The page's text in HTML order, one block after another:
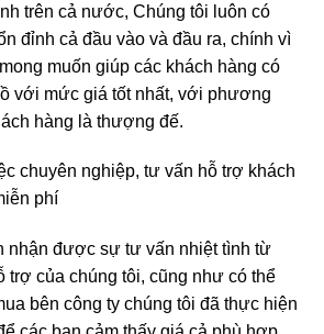
trên cả nước, Chúng tôi luôn có
đỉnh cả đầu vào và đầu ra, chính vì
muốn giúp các khách hàng có
với mức giá tốt nhất, với phương
hàng là thượng đế.
chuyên nghiệp, tư vấn hỗ trợ khách
phí
nhận được sự tư vấn nhiệt tình từ
trợ của chúng tôi, cũng như có thể
bên công ty chúng tôi đã thực hiện